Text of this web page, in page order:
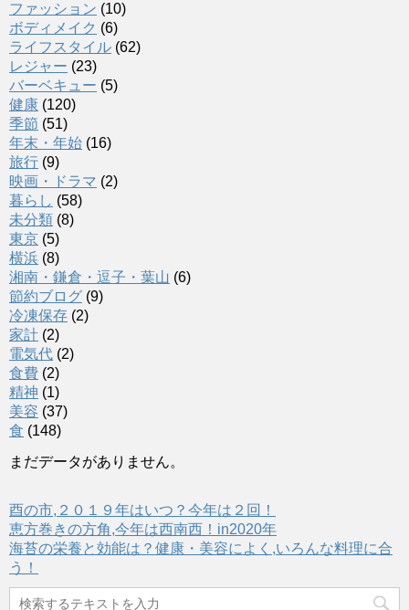
ファッション (10)
ボディメイク (6)
ライフスタイル (62)
レジャー (23)
バーベキュー (5)
健康 (120)
季節 (51)
年末・年始 (16)
旅行 (9)
映画・ドラマ (2)
暮らし (58)
未分類 (8)
東京 (5)
横浜 (8)
湘南・鎌倉・逗子・葉山 (6)
節約ブログ (9)
冷凍保存 (2)
家計 (2)
電気代 (2)
食費 (2)
精神 (1)
美容 (37)
食 (148)
まだデータがありません。
酉の市,２０１９年はいつ？今年は２回！
恵方巻きの方角,今年は西南西！in2020年
海苔の栄養と効能は？健康・美容によく,いろんな料理に合
う！